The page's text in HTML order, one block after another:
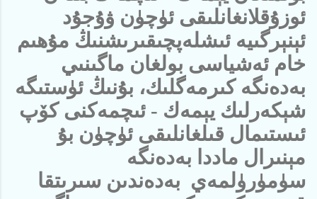
ئوزۇقلانغانلىقى ئۈچۈن ۋۇجۇد
ئېنېرگىيە ئىشلەپچىقىرىشنىڭ مۇھىم
خام ئەشياسى بولغان ماگىنىي
بەدەنگە كىرمەگلىك، بۇنىڭ ئۈستىگە
شېكەرلىك يېمەك - ئىچمەكنى كۆپ
ئىستىمال قىلغانلىقى ئۈچۈن بۇ
مېنىرال ماددا بەدەنگە
سۈمۈرۈلمەي بەدەندىن سىرىتقا